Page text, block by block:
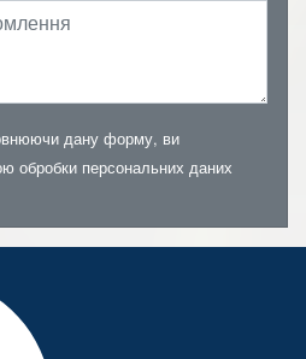
дану форму, ви
обробки персональних даних